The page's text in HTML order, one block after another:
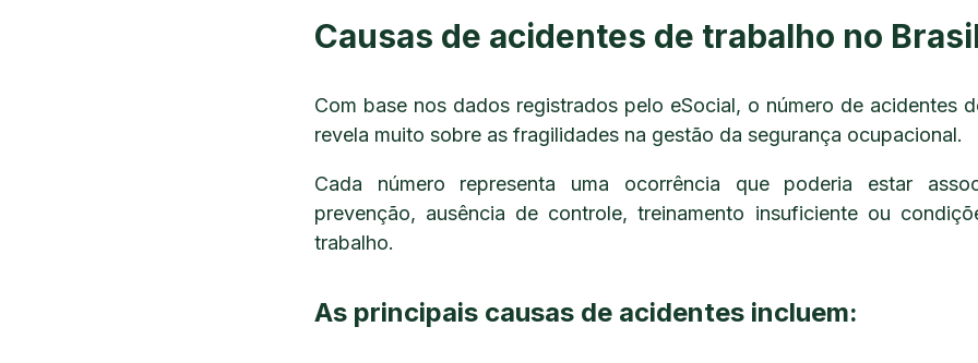
Causas de acidentes de trabalho no
Com base nos dados registrados pelo eSocial, o número de acidentes
revela muito sobre as fragilidades na gestão da segurança ocupacional.
Cada número representa uma ocorrência que poderia estar
prevenção, ausência de controle, treinamento insuficiente ou
trabalho.
As principais causas de acidentes incluem: